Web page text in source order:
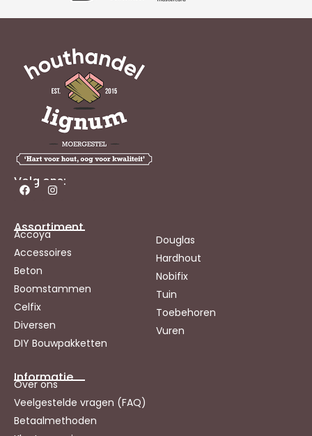
Volg ons:
Assortiment
Accoya
Accessoires
Beton
Boomstammen
Celfix
Diversen
DIY Bouwpakketten
Douglas
Hardhout
Nobifix
Tuin
Toebehoren
Vuren
Informatie
Over ons
Veelgestelde vragen (FAQ)
Betaalmethoden